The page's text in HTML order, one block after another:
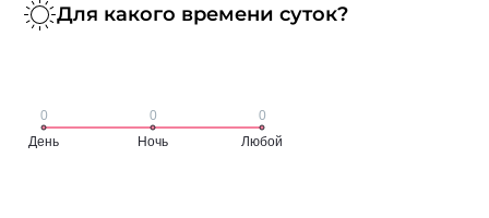
Для какого времени суток?